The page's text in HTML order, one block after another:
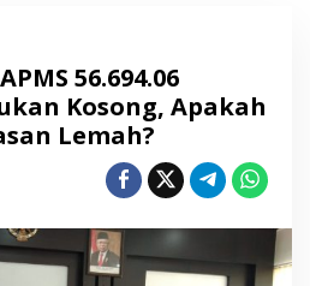
56.694.06
Kosong, Apakah
Lemah?